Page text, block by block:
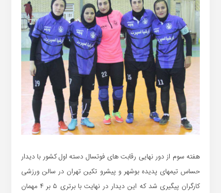
هفته سوم از دور نهایی رقابت های فوتسال دسته اول کشور با دیدار
حساس تیمهای پدیده بوشهر و پیشرو تکین تهران در سالن ورزشی
کارگران پیگیری شد که این دیدار در نهایت با برتری ۵ بر ۴ مهمان